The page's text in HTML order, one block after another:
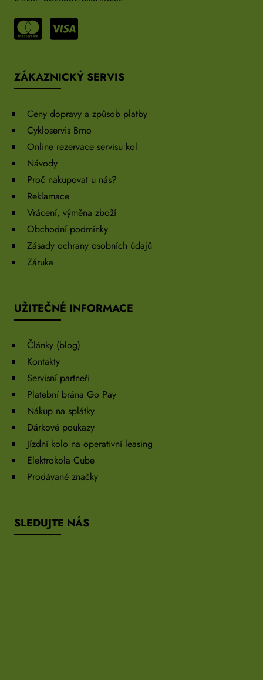
ZÁKAZNICKÝ SERVIS
Ceny dopravy a způsob platby
Cykloservis Brno
Online rezervace servisu kol
Návody
Proč nakupovat u nás?
Reklamace
Vrácení, výměna zboží
Obchodní podmínky
Zásady ochrany osobních údajů
Záruka
UŽITEČNÉ INFORMACE
Články (blog)
Kontakty
Servisní partneři
Platební brána Go Pay
Nákup na splátky
Dárkové poukazy
Jízdní kolo na operativní leasing
Elektrokola Cube
Prodávané značky
SLEDUJTE NÁS